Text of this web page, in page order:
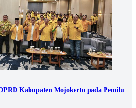
Kabupaten Mojokerto pada Pemilu